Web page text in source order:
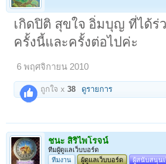
เกิดปิติ สุขใจ อิ่มบุญ ที่ได้ร่
ครั้งนี้และครั้งต่อไปค่ะ
6 พฤศจิกายน 2010
ถูกใจ x38 ดูรายการ
ชนะ สิริไพโรจน์
ทีมผูัดูแลเว็บบอร์ด
ทีมงาน
ผู้ดูแลเว็บบอร์ด ผู้สนับสนุนเ